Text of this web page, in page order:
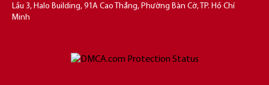
Lầu 3, Halo Building, 91A Cao Thắng, Phường Bàn Cờ, TP. Hồ Chí
Minh